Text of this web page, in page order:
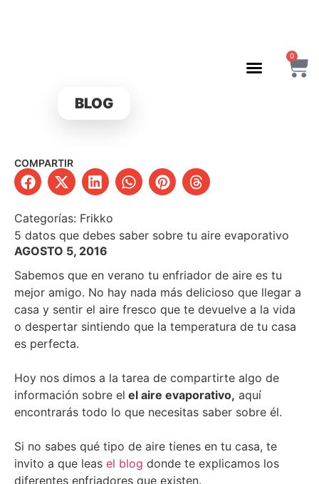
0
BLOG
COMPARTIR
Categorías: Frikko
5 datos que debes saber sobre tu aire evaporativo
AGOSTO 5, 2016
Sabemos que en verano tu enfriador de aire es tu
mejor amigo. No hay nada más delicioso que llegar a
casa y sentir el aire fresco que te devuelve a la vida
o despertar sintiendo que la temperatura de tu casa
es perfecta.
Hoy nos dimos a la tarea de compartirte algo de
información sobre el el aire evaporativo, aquí
encontrarás todo lo que necesitas saber sobre él.
Si no sabes qué tipo de aire tienes en tu casa, te
invito a que leas el blog donde te explicamos los
diferentes enfriadores que existen.